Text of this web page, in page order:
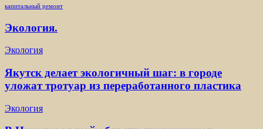
капитальный ремонт
Экология.
Экология
Якутск делает экологичный шаг: в городе
уложат тротуар из переработанного пластика
Экология